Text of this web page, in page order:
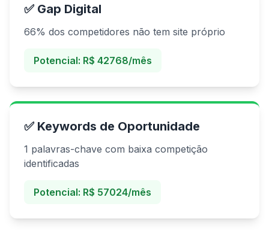
✅ Gap Digital
66% dos competidores não tem site próprio
Potencial: R$ 42768/mês
✅ Keywords de Oportunidade
1 palavras-chave com baixa competição
identificadas
Potencial: R$ 57024/mês